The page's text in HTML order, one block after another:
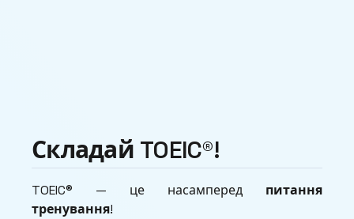
Складай TOEIC®!
TOEIC® — це насамперед питання
тренування!